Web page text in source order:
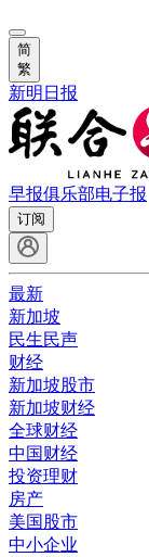
简
繁
新明日报
早报俱乐部电子报
订阅
最新
新加坡
民生民声
财经
新加坡股市
新加坡财经
全球财经
中国财经
投资理财
房产
美国股市
中小企业